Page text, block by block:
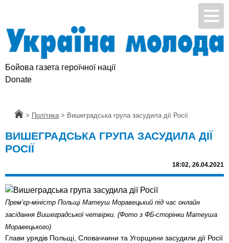
Бойова газета героїчної нації
Donate
Головна
> Політика > Вишеградська група засудила дії Росії
ВИШЕГРАДСЬКА ГРУПА ЗАСУДИЛА ДІЇ
РОСІЇ
18:02, 26.04.2021
Прем’єр-міністр Польщі Матеуш Моравецький під час онлайн
засідання Вишеградської четвірки. (Фото з ФБ-сторінки Матеуша
Моравецького)
Глави урядів Польщі, Словаччини та Угорщини засудили дії Росії